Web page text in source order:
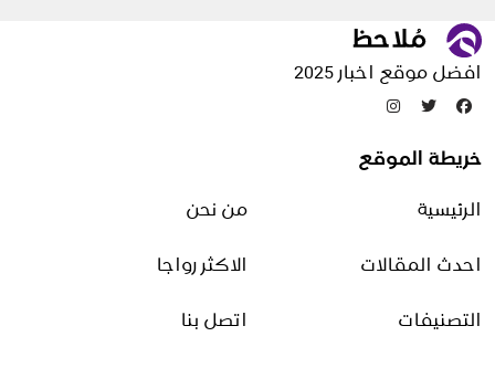
مقالات منوعة
تدوينات عشوائية
والنظام والرسوم
افضل موقع اخبار 2025
خريطة الموقع
الرئيسية من نحن
احدث المقالات الاكثر رواجا
التصنيفات اتصل بنا